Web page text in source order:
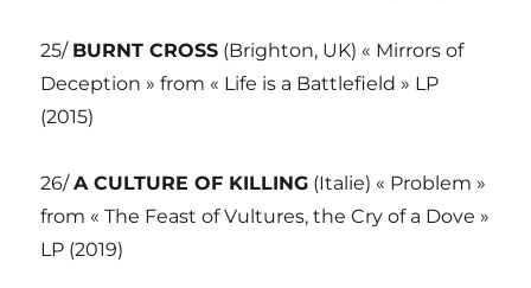
25/ BURNT CROSS (Brighton, UK) « Mirrors of
Deception » from « Life is a Battlefield » LP
(2015)
26/A CULTURE OF KILLING (Italie) « Problem »
from « The Feast of Vultures, the Cry of a Dove »
LP (2019)